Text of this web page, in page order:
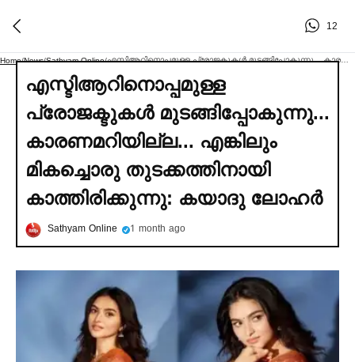
12
Home/News/Sathyam Online/
എസ്ടിആറിനൊപ്പമുള്ള
പ്രോജക്ടുകള്‍ മുടങ്ങിപ്പോകുന്നു...
കാരണമറിയില്ല... എങ്കിലും
മികച്ചൊരു തുടക്കത്തിനായി
കാത്തിരിക്കുന്നു: കയാദു ലോഹര്‍
Sathyam Online 1 month ago